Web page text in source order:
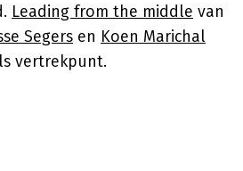
Leading from the middle van
Segers en Koen Marichal
vertrekpunt.